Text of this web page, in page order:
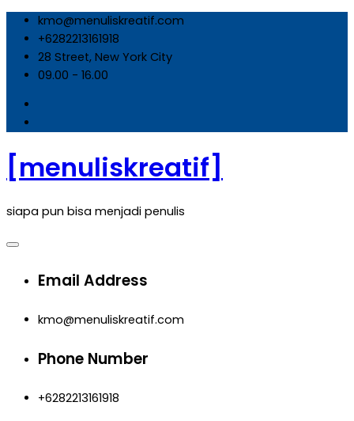
Skip
content
kmo@menuliskreatif.com
+6282213161918
28 Street, New York City
09.00 - 16.00
[menuliskreatif]
siapa pun bisa menjadi penulis
Email Address
kmo@menuliskreatif.com
Phone Number
+6282213161918